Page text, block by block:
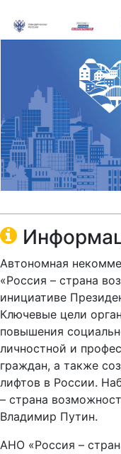
Автономная
«Россия – страна
инициативе
Ключевые цели
повышения
личностной и
граждан, а также
лифтов в России.
– страна
Владимир Путин.
АНО «Россия –